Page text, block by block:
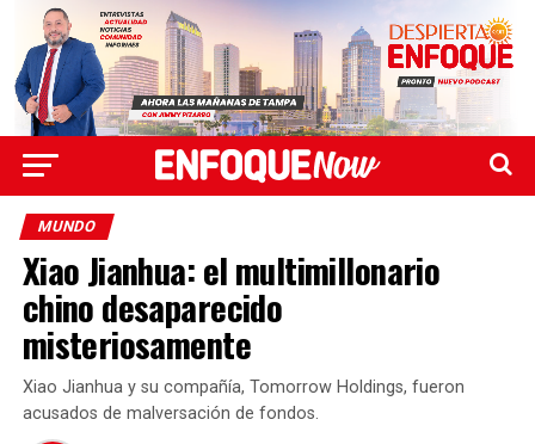
MUNDO
Xiao Jianhua: el multimillonario
chino desaparecido
misteriosamente
Xiao Jianhua y su compañía, Tomorrow Holdings, fueron
acusados ​​de malversación de fondos.